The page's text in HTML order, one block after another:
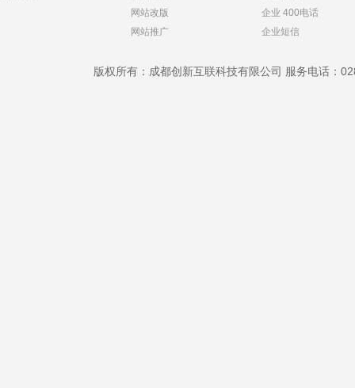
网站改版
网站推广
企业 400电话
企业短信
版权所有：成都创新互联科技有限公司 服务电话：